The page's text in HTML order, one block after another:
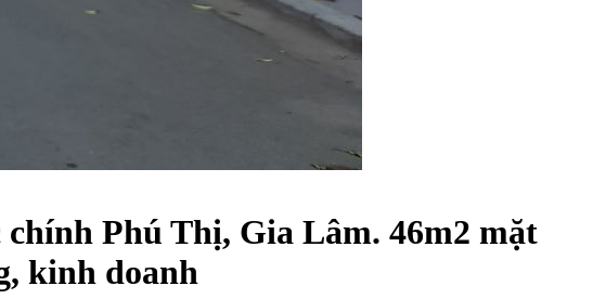
Phú Thị, Gia Lâm. 46m2 mặt
kinh doanh